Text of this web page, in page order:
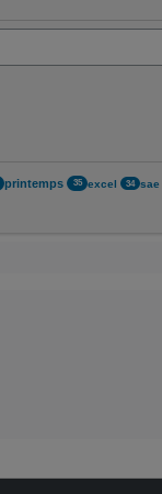
printemps 35 excel 34 sae